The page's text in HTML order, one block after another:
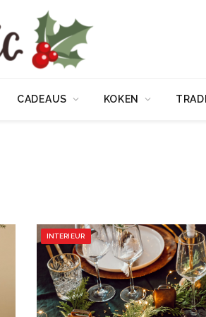
CADEAUS KOKEN
INTERIEUR